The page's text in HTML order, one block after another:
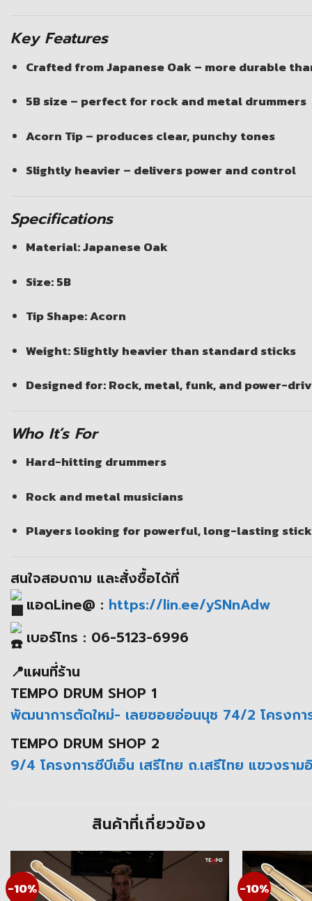
Key Features
Crafted fromJapanese Oak– more durable
5B size– perfect for rock and metal drummers
Acorn Tip– produces clear, punchy tones
Slightly heavier – delivers power and control
Specifications
Material: Japanese Oak
Size: 5B
Tip Shape: Acorn
Weight: Slightly heavier than standard sticks
Designed for: Rock, metal, funk, and power-
Who It’s For
Hard-hitting drummers
Rock and metal musicians
Players looking for powerful, long-lasting
สนใจสอบถาม และสั่งซื้อได้ที่
แอดLine@ : https://lin.ee/ySNnAdw
เบอร์โทร : 06-5123-6996
📍แผนที่ร้าน
TEMPO DRUM SHOP 1
พัฒนาการตัดใหม่- เลยซอยอ่อนนุช 74/2 โครงก
TEMPO DRUM SHOP 2
9/4 โครงการซีบีเอ็น เสรีไทย ถ.เสรีไทย แขวงรา
สินค้าที่เกี่ยวข้อง
-10% -10%